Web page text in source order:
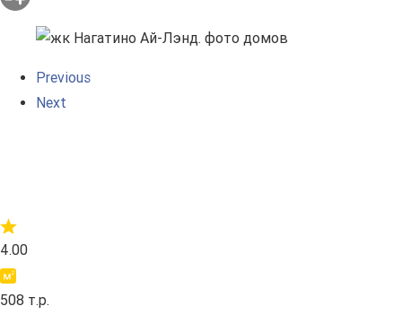
Previous
Next
4.00
508 т.р.